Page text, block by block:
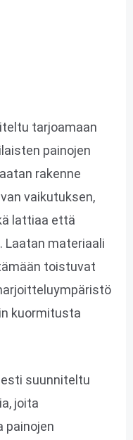
tarjoamaan
painojen
rakenne
vaikutuksen,
lattiaa että
Laatan materiaali
toistuvat
kuormitusta
suunniteltu
joita
painojen